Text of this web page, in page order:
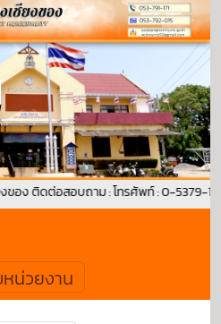
ติดต่อสอบถาม : โทรศัพท์ : 0-5379-
น่วยงาน